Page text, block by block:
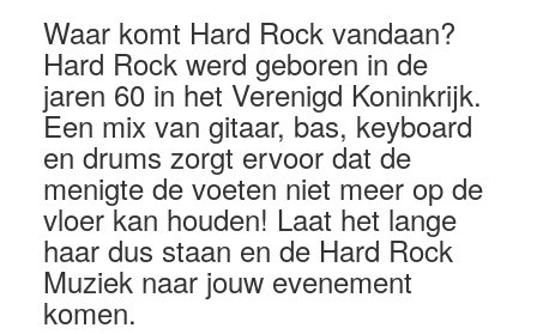
Waar komt Hard Rock vandaan?
Hard Rock werd geboren in de
jaren 60 in het Verenigd Koninkrijk.
Een mix van gitaar, bas, keyboard
en drums zorgt ervoor dat de
menigte de voeten niet meer op de
vloer kan houden! Laat het lange
haar dus staan en de Hard Rock
Muziek naar jouw evenement
komen.